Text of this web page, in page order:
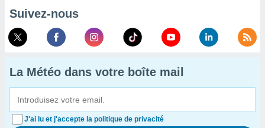
Suivez-nous
La Météo dans votre boîte mail
J'ai lu et j'accepte la politique de privacité